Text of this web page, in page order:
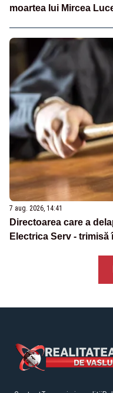
moartea lui Mircea
7 aug. 2026, 14:41
Directoarea care a
Electrica Serv - trimisă